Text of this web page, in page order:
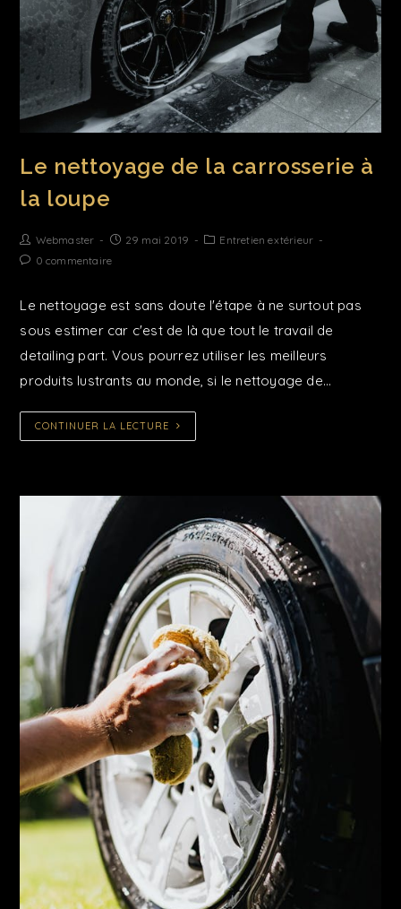
Le nettoyage de la carrosserie à
la loupe
Webmaster 29 mai 2019
Entretien extérieur
0 commentaire
Le nettoyage est sans doute l'étape à ne surtout pas
sous estimer car c'est de là que tout le travail de
detailing part. Vous pourrez utiliser les meilleurs
produits lustrants au monde, si le nettoyage de…
CONTINUER LA LECTURE